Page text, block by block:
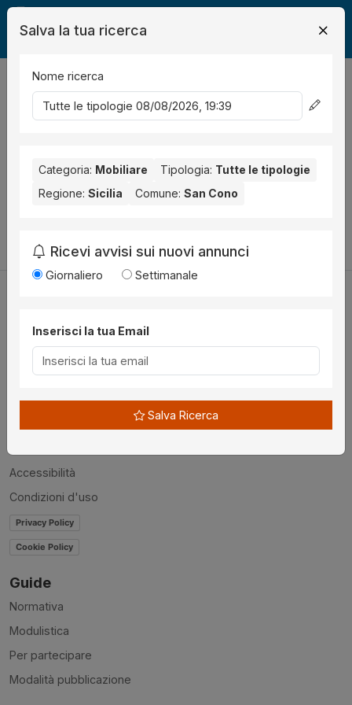
Legalmente Mobili
risultati Ordina per
Nessun risultato per la Provincia selezionata: Catania.
Prova a modificare i parametri di ricerca:
Utilità
Chi siamo
Disclaimer
Accessibilità
Condizioni d'uso
Privacy Policy
Cookie Policy
Guide
Normativa
Modulistica
Per partecipare
Modalità pubblicazione
Salva la tua ricerca
Nome ricerca
Categoria: Mobiliare Tipologia: Tutte le tipologie
Regione: Sicilia Comune: San Cono
Ricevi avvisi sui nuovi annunci
Giornaliero Settimanale
Inserisci la tua Email
Salva Ricerca